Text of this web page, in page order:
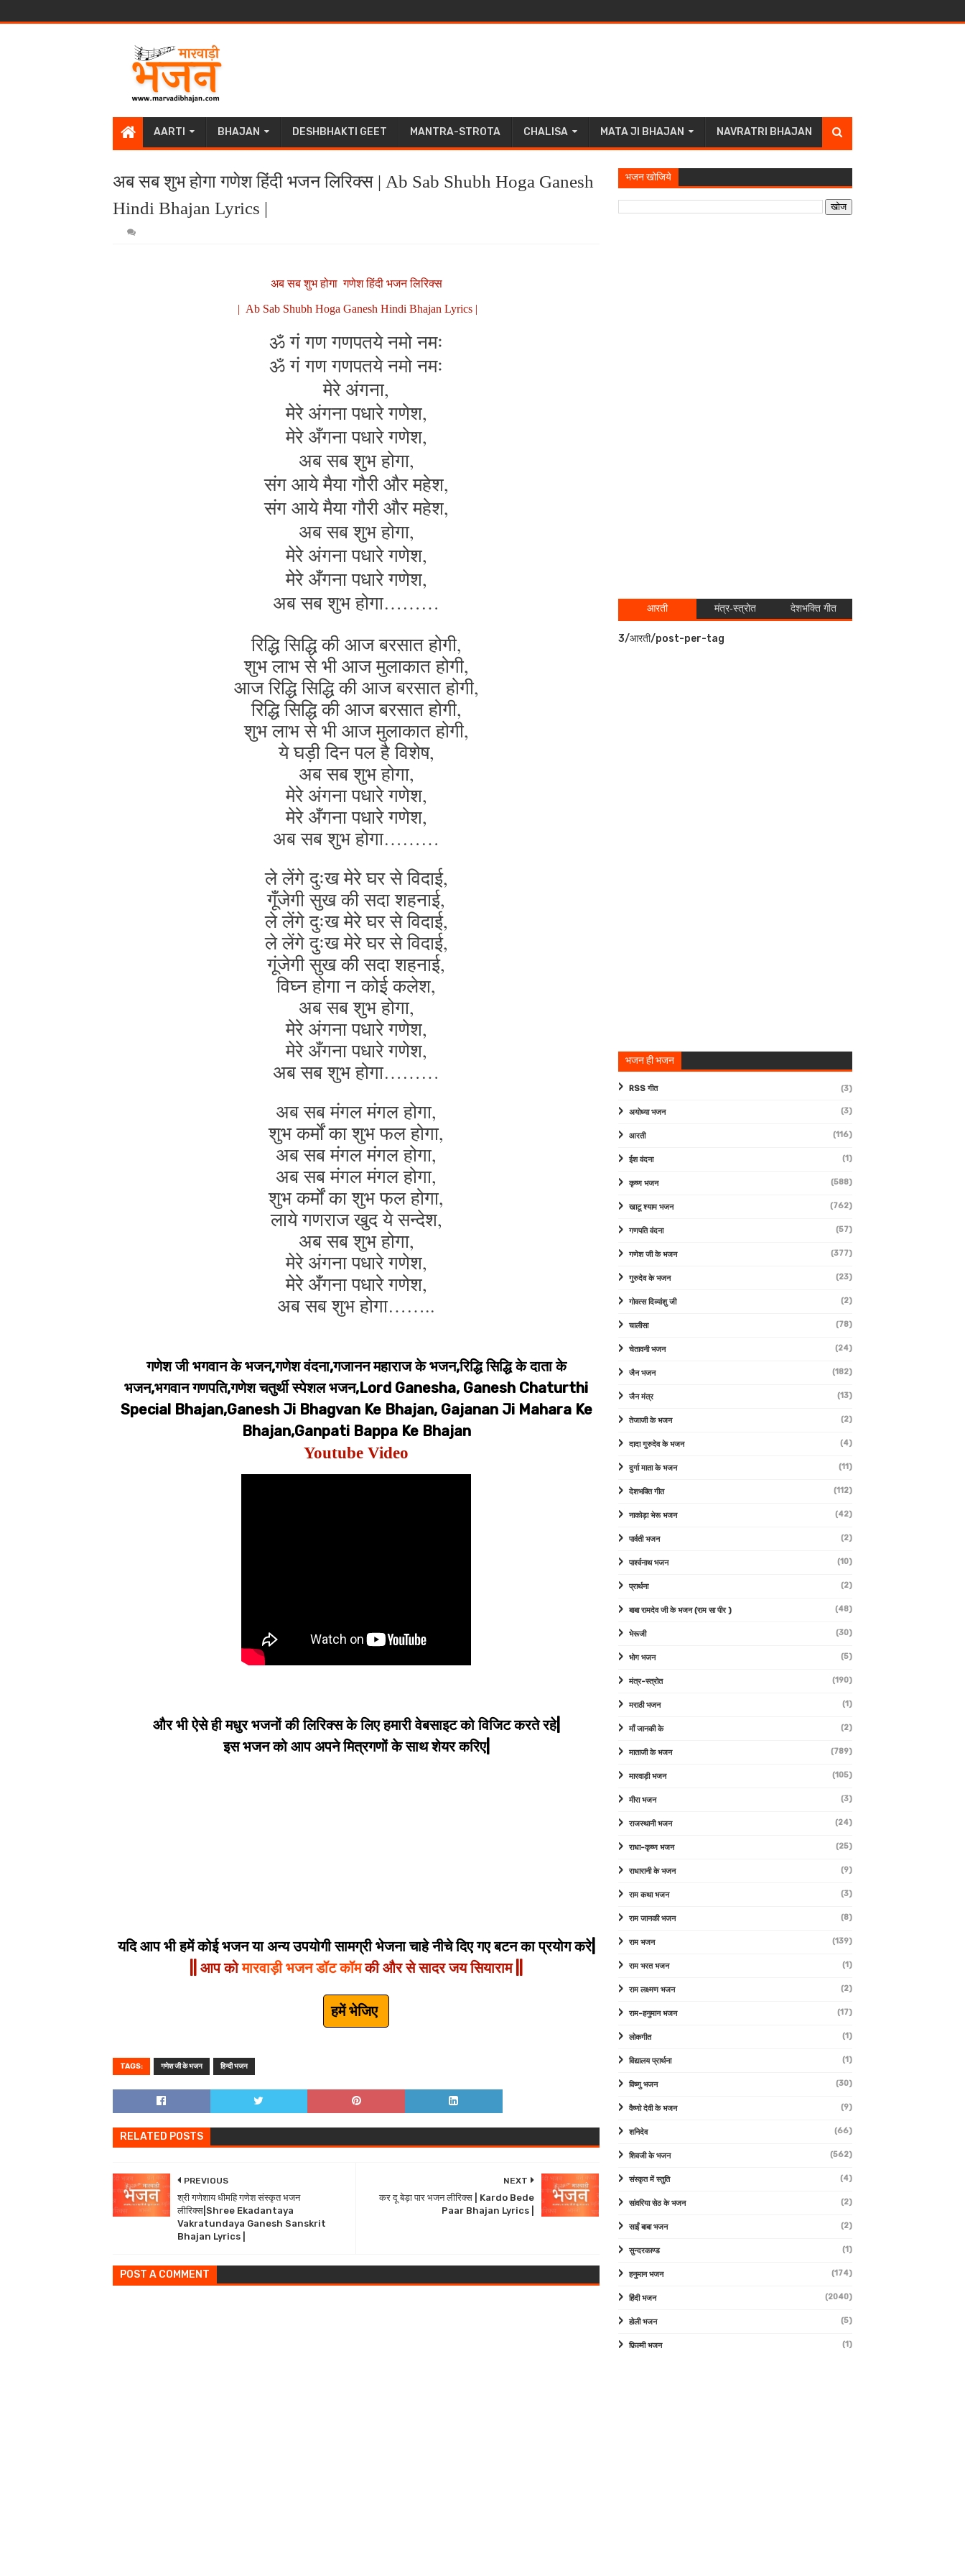
AARTI BHAJAN DESHBHAKTI GEET MANTRA-STROTA CHALISA MATA JI BHAJAN NAVRATRI BHAJAN
अब सब शुभ होगा गणेश हिंदी भजन लिरिक्स | Ab Sab Shubh Hoga Ganesh
Hindi Bhajan Lyrics |
अब सब शुभ होगा गणेश हिंदी भजन लिरिक्स
| Ab Sab Shubh Hoga Ganesh Hindi Bhajan Lyrics |
ॐ गं गण गणपतये नमो नमः
ॐ गं गण गणपतये नमो नमः
मेरे अंगना,
मेरे अंगना पधारे गणेश,
मेरे अँगना पधारे गणेश,
अब सब शुभ होगा,
संग आये मैया गौरी और महेश,
संग आये मैया गौरी और महेश,
अब सब शुभ होगा,
मेरे अंगना पधारे गणेश,
मेरे अँगना पधारे गणेश,
अब सब शुभ होगा………
रिद्धि सिद्धि की आज बरसात होगी,
शुभ लाभ से भी आज मुलाकात होगी,
आज रिद्धि सिद्धि की आज बरसात होगी,
रिद्धि सिद्धि की आज बरसात होगी,
शुभ लाभ से भी आज मुलाकात होगी,
ये घड़ी दिन पल है विशेष,
अब सब शुभ होगा,
मेरे अंगना पधारे गणेश,
मेरे अँगना पधारे गणेश,
अब सब शुभ होगा………
ले लेंगे दुःख मेरे घर से विदाई,
गूँजेगी सुख की सदा शहनाई,
ले लेंगे दुःख मेरे घर से विदाई,
ले लेंगे दुःख मेरे घर से विदाई,
गूंजेगी सुख की सदा शहनाई,
विघ्न होगा न कोई कलेश,
अब सब शुभ होगा,
मेरे अंगना पधारे गणेश,
मेरे अँगना पधारे गणेश,
अब सब शुभ होगा………
अब सब मंगल मंगल होगा,
शुभ कर्मों का शुभ फल होगा,
अब सब मंगल मंगल होगा,
अब सब मंगल मंगल होगा,
शुभ कर्मों का शुभ फल होगा,
लाये गणराज खुद ये सन्देश,
अब सब शुभ होगा,
मेरे अंगना पधारे गणेश,
मेरे अँगना पधारे गणेश,
अब सब शुभ होगा……..
गणेश जी भगवान के भजन,गणेश वंदना,गजानन महाराज के भजन,रिद्धि सिद्धि के दाता के
भजन,भगवान गणपति,गणेश चतुर्थी स्पेशल भजन,Lord Ganesha, Ganesh Chaturthi
Special Bhajan,Ganesh Ji Bhagvan Ke Bhajan, Gajanan Ji Mahara Ke
Bhajan,Ganpati Bappa Ke Bhajan
Youtube Video
और भी ऐसे ही मधुर भजनों की लिरिक्स के लिए हमारी वेबसाइट को विजिट करते रहे|
इस भजन को आप अपने मित्रगणों के साथ शेयर करिए|
यदि आप भी हमें कोई भजन या अन्य उपयोगी सामग्री भेजना चाहे नीचे दिए गए बटन का प्रयोग करे|
|| आप कोमारवाड़ी भजन डॉट कॉमकी और से सादर जय सियाराम ||
हमें भेजिए
TAGS: गणेश जी के भजन हिन्दी भजन
RELATED POSTS
NEXT
कर दू बेड़ा पार भजन लीरिक्स | Kardo Bede
Paar Bhajan Lyrics |
PREVIOUS
श्री गणेशाय धीमहि गणेश संस्कृत भजन
लीरिक्स|Shree Ekadantaya
Vakratundaya Ganesh Sanskrit
Bhajan Lyrics |
POST A COMMENT
भजन खोजिये
आरती मंत्र-स्त्रोत देशभक्ति गीत
3/आरती/post-per-tag
भजन ही भजन
RSS गीत (3)
अयोध्या भजन (3)
आरती (116)
ईश वंदना (1)
कृष्ण भजन (588)
खाटू श्याम भजन (762)
गणपति वंदना (57)
गणेश जी के भजन (377)
गुरुदेव के भजन (23)
गोवत्स दिव्यांशु जी (2)
चालीसा (78)
चेतावनी भजन (24)
जैन भजन (182)
जैन मंत्र (13)
तेजाजी के भजन (2)
दादा गुरुदेव के भजन (4)
दुर्गा माता के भजन (11)
देशभक्ति गीत (112)
नाकोड़ा भेरू भजन (42)
पार्वती भजन (2)
पार्श्वनाथ भजन (10)
प्रार्थना (2)
बाबा रामदेव जी के भजन (राम सा पीर ) (48)
भेरूजी (30)
भोग भजन (5)
मंत्र-स्त्रोत (190)
मराठी भजन (1)
माँ जानकी के (2)
माताजी के भजन (789)
मारवाड़ी भजन (105)
मीरा भजन (3)
राजस्थानी भजन (24)
राधा-कृष्ण भजन (25)
राधारानी के भजन (9)
राम कथा भजन (3)
राम जानकी भजन (8)
राम भजन (139)
राम भरत भजन (1)
राम लक्ष्मण भजन (2)
राम-हनुमान भजन (17)
लोकगीत (1)
विद्यालय प्रार्थना (1)
विष्णु भजन (30)
वैष्णो देवी के भजन (9)
शनिदेव (66)
शिवजी के भजन (562)
संस्कृत में स्तुति (4)
सांवरिया सेठ के भजन (2)
साईं बाबा भजन (2)
सुन्दरकाण्ड (1)
हनुमान भजन (174)
हिंदी भजन (2040)
होली भजन (5)
फ़िल्मी भजन (1)